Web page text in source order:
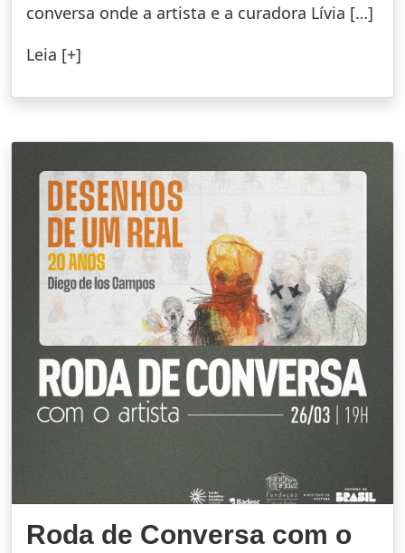
conversa onde a artista e a curadora Lívia […]
Leia [+]
Roda de Conversa com o